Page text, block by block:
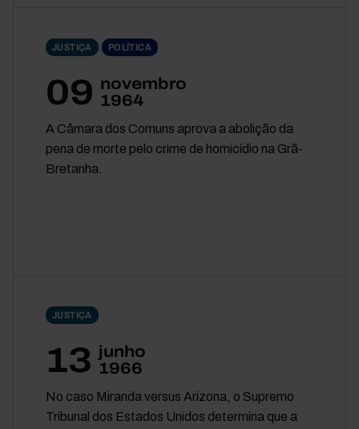
JUSTIÇA POLÍTICA
09 novembro
1964
A Câmara dos Comuns aprova a abolição da
pena de morte pelo crime de homicídio na Grã-
Bretanha.
JUSTIÇA
13 junho
1966
No caso Miranda versus Arizona, o Supremo
Tribunal dos Estados Unidos determina que a